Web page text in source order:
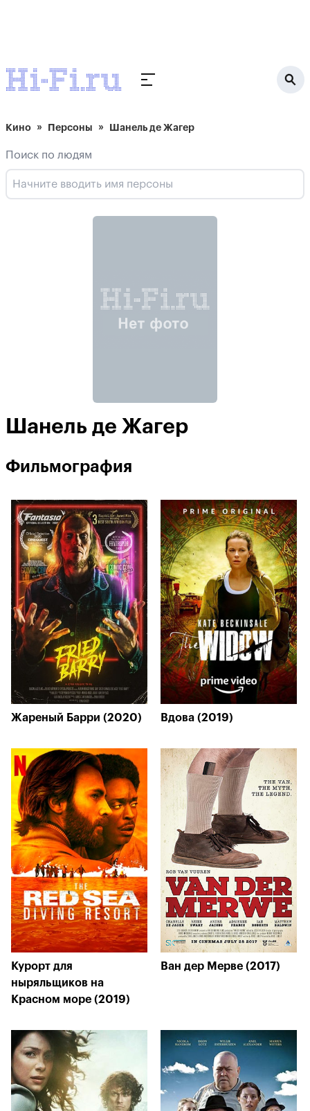
Кино Персоны Шанель де Жагер
Поиск по людям
Шанель де Жагер
Фильмография
Жареный Барри (2020) Вдова (2019)
Курорт для
ныряльщиков на
Красном море (2019)
Ван дер Мерве (2017)